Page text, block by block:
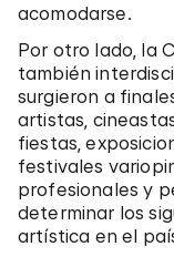
acomodarse.
Por otro lado, la
también
surgieron a
artistas,
fiestas,
festivales
profesionales y
determinar los
artística en el